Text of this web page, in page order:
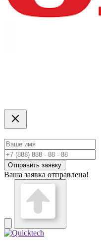
Отправить заявку
Ваша заявка отправлена!